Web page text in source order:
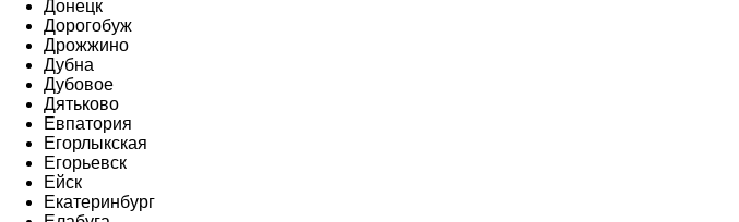
Донецк
Дорогобуж
Дрожжино
Дубна
Дубовое
Дятьково
Евпатория
Егорлыкская
Егорьевск
Ейск
Екатеринбург